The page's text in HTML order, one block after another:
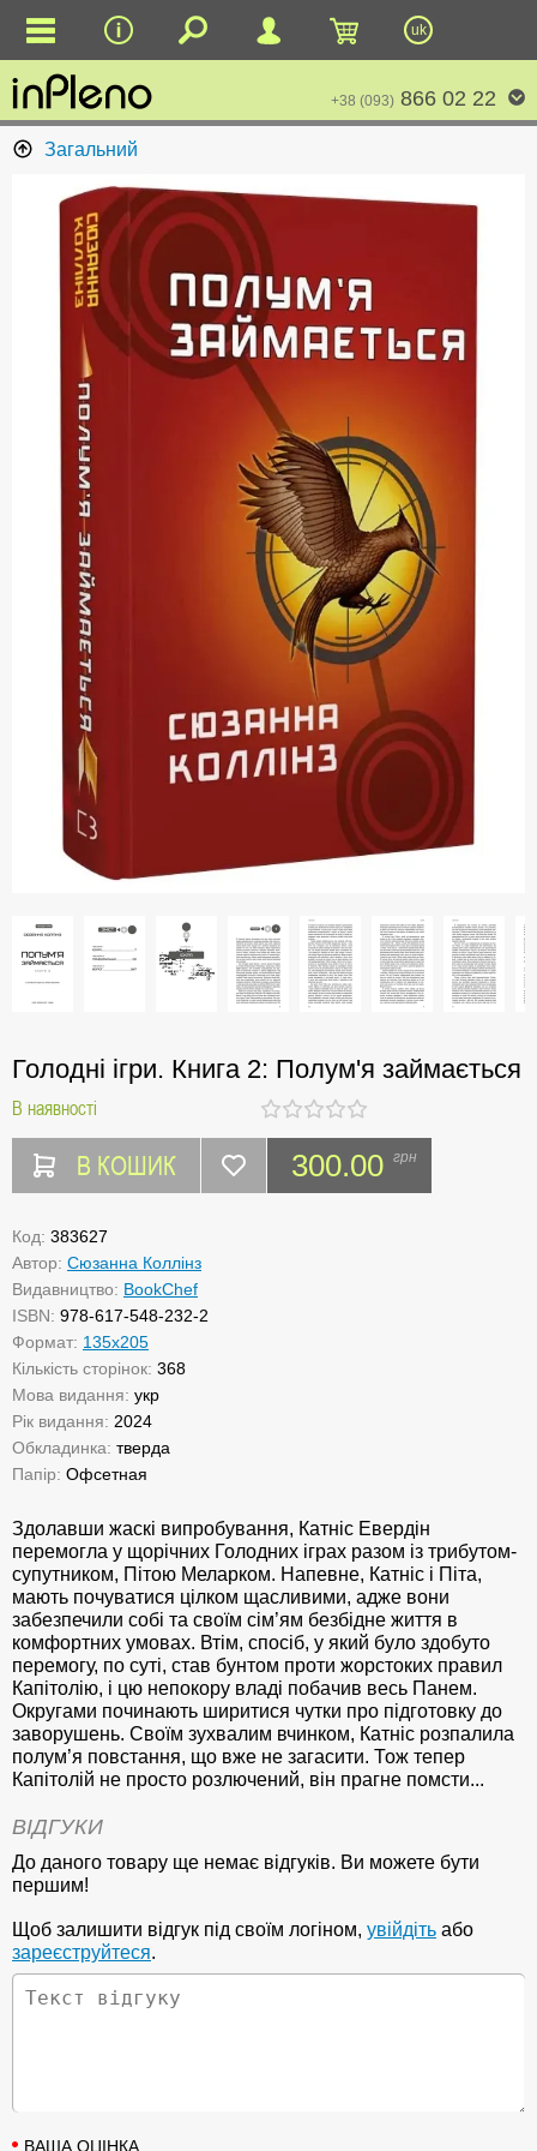
uk
+38 (093) 866 02 22
Загальний
Голодні ігри. Книга 2: Полум'я займається
В наявності
В КОШИК 300.00 грн
Код: 383627
Автор: Сюзанна Коллінз
Видавництво: BookChef
ISBN: 978-617-548-232-2
Формат: 135x205
Кількість сторінок: 368
Мова видання: укр
Рік видання: 2024
Обкладинка: тверда
Папір: Офсетная
Здолавши жаскі випробування, Катніс Евердін
перемогла у щорічних Голодних іграх разом із трибутом-
супутником, Пітою Меларком. Напевне, Катніс і Піта,
мають почуватися цілком щасливими, адже вони
забезпечили собі та своїм сім’ям безбідне життя в
комфортних умовах. Втім, спосіб, у який було здобуто
перемогу, по суті, став бунтом проти жорстоких правил
Капітолію, і цю непокору владі побачив весь Панем.
Округами починають ширитися чутки про підготовку до
заворушень. Своїм зухвалим вчинком, Катніс розпалила
полум’я повстання, що вже не загасити. Тож тепер
Капітолій не просто розлючений, він прагне помсти...
ВІДГУКИ
До даного товару ще немає відгуків. Ви можете бути
першим!
Щоб залишити відгук під своїм логіном, увійдіть або
зареєструйтеся.
ВАША ОЦІНКА